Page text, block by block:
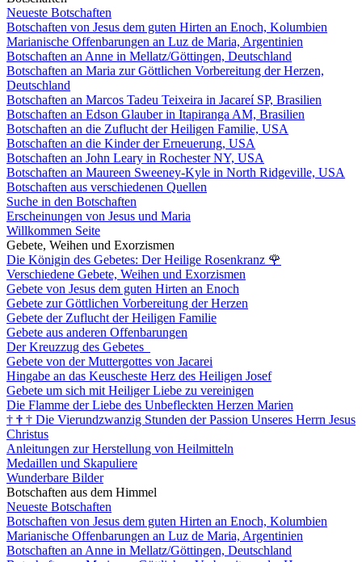
Neueste Botschaften
Botschaften von Jesus dem guten Hirten an Enoch, Kolumbien
Marianische Offenbarungen an Luz de Maria, Argentinien
Botschaften an Anne in Mellatz/Göttingen, Deutschland
Botschaften an Maria zur Göttlichen Vorbereitung der Herzen,
Deutschland
Botschaften an Marcos Tadeu Teixeira in Jacareí SP, Brasilien
Botschaften an Edson Glauber in Itapiranga AM, Brasilien
Botschaften an die Zuflucht der Heiligen Familie, USA
Botschaften an die Kinder der Erneuerung, USA
Botschaften an John Leary in Rochester NY, USA
Botschaften an Maureen Sweeney-Kyle in North Ridgeville, USA
Botschaften aus verschiedenen Quellen
Suche in den Botschaften
Erscheinungen von Jesus und Maria
Willkommen Seite
Gebete, Weihen und Exorzismen
Die Königin des Gebetes: Der Heilige Rosenkranz 🌹
Verschiedene Gebete, Weihen und Exorzismen
Gebete von Jesus dem guten Hirten an Enoch
Gebete zur Göttlichen Vorbereitung der Herzen
Gebete der Zuflucht der Heiligen Familie
Gebete aus anderen Offenbarungen
Der Kreuzzug des Gebetes
Gebete von der Muttergottes von Jacarei
Hingabe an das Keuscheste Herz des Heiligen Josef
Gebete um sich mit Heiliger Liebe zu vereinigen
Die Flamme der Liebe des Unbefleckten Herzen Marien
† † † Die Vierundzwanzig Stunden der Passion Unseres Herrn Jesus
Christus
Anleitungen zur Herstellung von Heilmitteln
Medaillen und Skapuliere
Wunderbare Bilder
Botschaften aus dem Himmel
Neueste Botschaften
Botschaften von Jesus dem guten Hirten an Enoch, Kolumbien
Marianische Offenbarungen an Luz de Maria, Argentinien
Botschaften an Anne in Mellatz/Göttingen, Deutschland